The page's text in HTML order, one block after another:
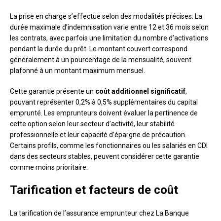
La prise en charge s’effectue selon des modalités précises. La
durée maximale d’indemnisation varie entre 12 et 36 mois selon
les contrats, avec parfois une limitation du nombre d’activations
pendant la durée du prêt. Le montant couvert correspond
généralement à un pourcentage de la mensualité, souvent
plafonné à un montant maximum mensuel.
Cette garantie présente un coût additionnel significatif,
pouvant représenter 0,2% à 0,5% supplémentaires du capital
emprunté. Les emprunteurs doivent évaluer la pertinence de
cette option selon leur secteur d’activité, leur stabilité
professionnelle et leur capacité d’épargne de précaution.
Certains profils, comme les fonctionnaires ou les salariés en CDI
dans des secteurs stables, peuvent considérer cette garantie
comme moins prioritaire.
Tarification et facteurs de coût
La tarification de l’assurance emprunteur chez La Banque